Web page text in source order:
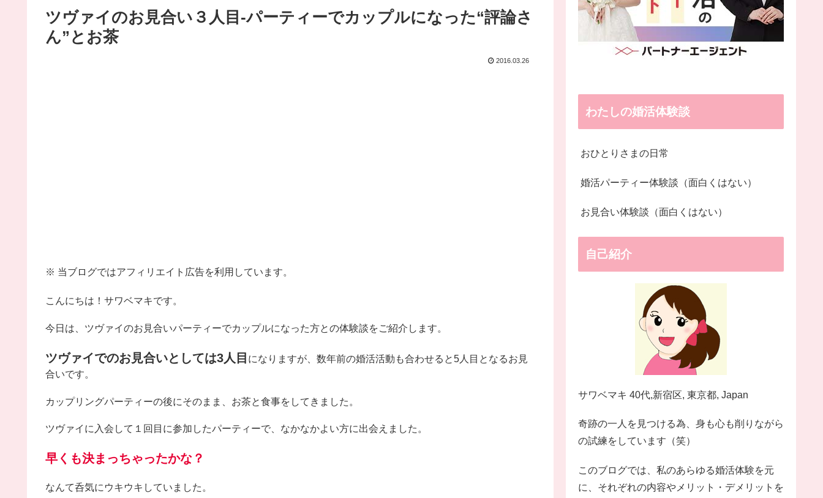
ツヴァイのお見合い３人目-パーティーでカップルになった“評論さ
ん”とお茶
2016.03.26
※ 当ブログではアフィリエイト広告を利用しています。
こんにちは！サワベマキです。
今日は、ツヴァイのお見合いパーティーでカップルになった方との体験談をご紹介します。
ツヴァイでのお見合いとしては3人目 になりますが、数年前の婚活活動も合わせると5人目となるお見
合いです。
カップリングパーティーの後にそのまま、お茶と食事をしてきました。
ツヴァイに入会して１回目に参加したパーティーで、なかなかよい方に出会えました。
早くも決まっちゃったかな？
なんて呑気にウキウキしていました。
わたしの婚活体験談
おひとりさまの日常
婚活パーティー体験談（面白くはない）
お見合い体験談（面白くはない）
自己紹介
サワベマキ 40代,新宿区, 東京都, Japan
奇跡の一人を見つける為、身も心も削りながら
の試練をしています（笑）
このブログでは、私のあらゆる婚活体験を元
に、それぞれの内容やメリット・デメリットを